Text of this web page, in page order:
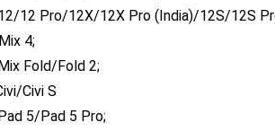
12 Pro/12X/12X Pro (India)/12S/12S
4;
Fold/Fold 2;
Civi S
5/Pad 5 Pro;